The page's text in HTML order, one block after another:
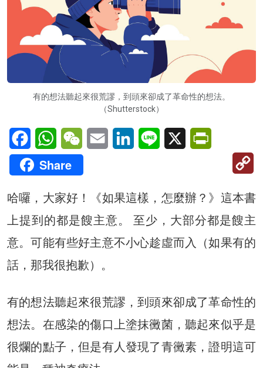
有的想法聽起來很荒謬，到頭來卻成了革命性的想法。
（Shutterstock）
FacebookWhatsAppWeChatEmail LinkedInLine X
Share
哈囉，大家好！《如果這樣，怎麼辦？》這本書
上提到的都是餿主意。 至少，大部分都是餿主
意。可能有些好主意不小心趁虛而入（如果有的
話，那我很抱歉）。
有的想法聽起來很荒謬，到頭來卻成了革命性的
想法。在感染的傷口上塗抹黴菌，聽起來似乎是
很爛的點子，但是有人發現了青黴素，證明這可